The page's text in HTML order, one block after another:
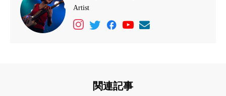
Artist
関連記事